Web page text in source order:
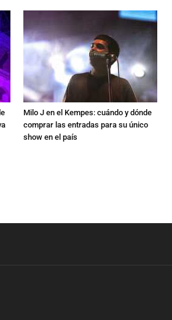
Milo J en el Kempes: cuándo y dónde
comprar las entradas para su único
show en el país